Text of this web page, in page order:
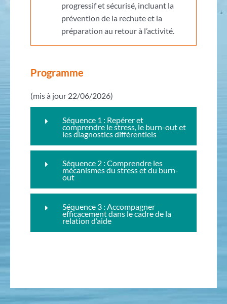
progressif et sécurisé, incluant la
prévention de la rechute et la
préparation au retour à l’activité.
Programme
(mis à jour 22/06/2026)
Séquence 1 : Repérer et
comprendre le stress, le burn-out et
les diagnostics différentiels
Séquence 2 : Comprendre les
mécanismes du stress et du burn-
out
Séquence 3 : Accompagner
efficacement dans le cadre de la
relation d’aide